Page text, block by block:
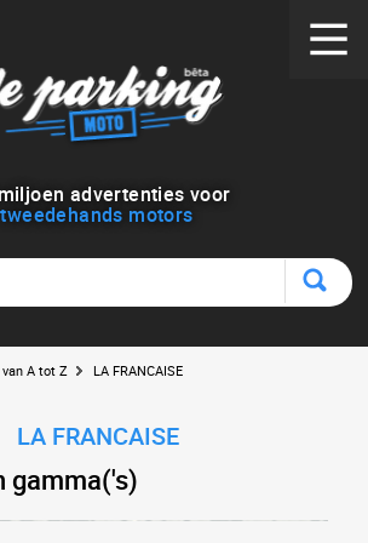
miljoen advertenties voor
tweedehands motors
A tot Z LA FRANCAISE
LA FRANCAISE
gamma('s)